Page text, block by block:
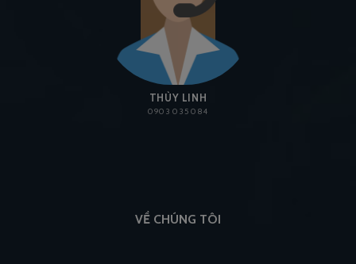
THÙY LINH
0903 035 084
VỀ CHÚNG TÔI